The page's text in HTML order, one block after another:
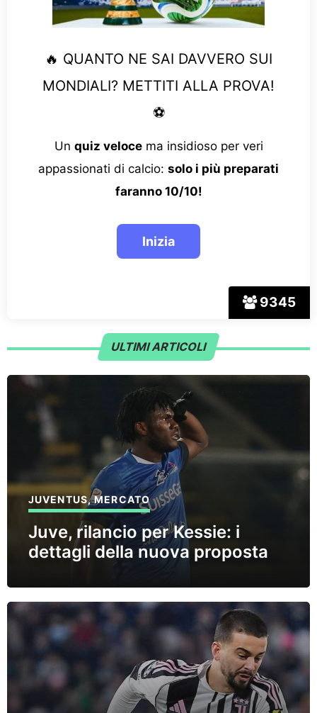
9345
🔥 QUANTO NE SAI DAVVERO SUI
MONDIALI? METTITI ALLA PROVA!
⚽
Un quiz velocema insidioso per veri
appassionati di calcio: solo i più preparati
faranno 10/10!
ULTIMI ARTICOLI
JUVENTUS,MERCATO
Juve, rilancio per Kessie: i
dettagli della nuova proposta